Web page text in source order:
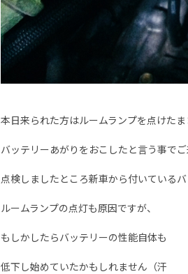
本日来られた方はルームランプを点けた
バッテリーあがりをおこしたと言う事で
点検しましたところ新車から付いている
ルームランプの点灯も原因ですが、
もしかしたらバッテリーの性能自体も
低下し始めていたかもしれません（汗